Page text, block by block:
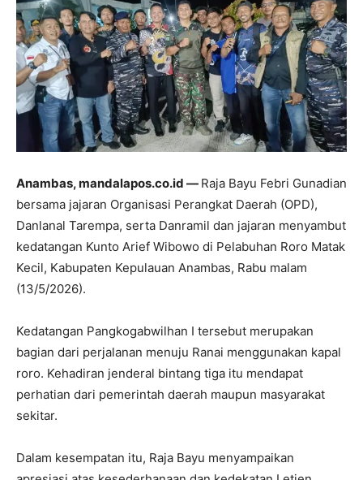
Anambas, mandalapos.co.id — Raja Bayu Febri Gunadian
bersama jajaran Organisasi Perangkat Daerah (OPD),
Danlanal Tarempa, serta Danramil dan jajaran menyambut
kedatangan Kunto Arief Wibowo di Pelabuhan Roro Matak
Kecil, Kabupaten Kepulauan Anambas, Rabu malam
(13/5/2026).
Kedatangan Pangkogabwilhan I tersebut merupakan
bagian dari perjalanan menuju Ranai menggunakan kapal
roro. Kehadiran jenderal bintang tiga itu mendapat
perhatian dari pemerintah daerah maupun masyarakat
sekitar.
Dalam kesempatan itu, Raja Bayu menyampaikan